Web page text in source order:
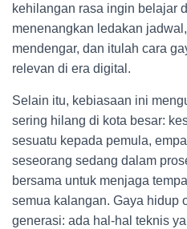
kehilangan rasa ingin belajar
menenangkan ledakan
mendengar, dan itulah cara
relevan di era digital.
Selain itu, kebiasaan ini
sering hilang di kota besar:
sesuatu kepada pemula,
seseorang sedang dalam
bersama untuk menjaga
semua kalangan. Gaya hidup
generasi: ada hal-hal teknis